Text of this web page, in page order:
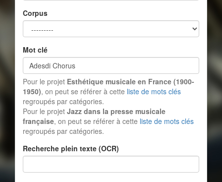
Corpus
Mot clé
Pour le projet Esthétique musicale en France (1900-
1950), on peut se référer à cette liste de mots clés
regroupés par catégories.
Pour le projet Jazz dans la presse musicale
française, on peut se référer à cette liste de mots clés
regroupés par catégories.
Recherche plein texte (OCR)